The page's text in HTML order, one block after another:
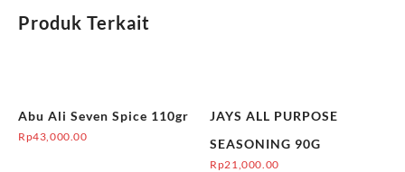
Produk Terkait
Abu Ali Seven Spice 110gr
Rp43,000.00
JAYS ALL PURPOSE
SEASONING 90G
Rp21,000.00